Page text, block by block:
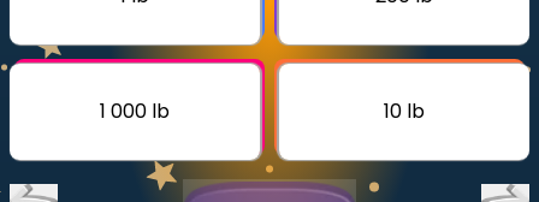
Bestill privatundervisning
Velg læreplan
1 000 lb 10 lb